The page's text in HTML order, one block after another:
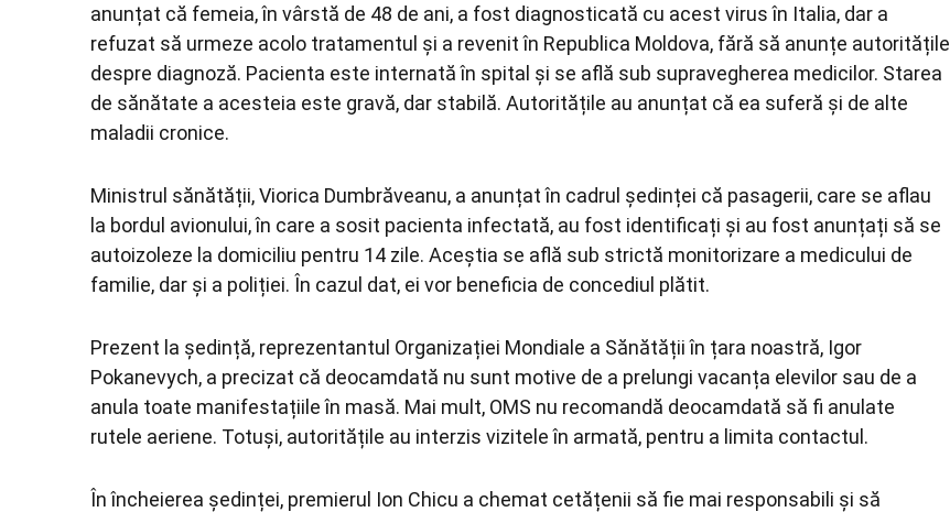
anunțat că femeia, în vârstă de 48 de ani, a fost diagnosticată cu acest virus în Italia, dar a
refuzat să urmeze acolo tratamentul și a revenit în Republica Moldova, fără să anunțe autoritățile
despre diagnoză. Pacienta este internată în spital și se află sub supravegherea medicilor. Starea
de sănătate a acesteia este gravă, dar stabilă. Autoritățile au anunțat că ea suferă și de alte
maladii cronice.
Ministrul sănătății, Viorica Dumbrăveanu, a anunțat în cadrul ședinței că pasagerii, care se aflau
la bordul avionului, în care a sosit pacienta infectată, au fost identificați și au fost anunțați să se
autoizoleze la domiciliu pentru 14 zile. Aceștia se află sub strictă monitorizare a medicului de
familie, dar și a poliției. În cazul dat, ei vor beneficia de concediul plătit.
Prezent la ședință, reprezentantul Organizației Mondiale a Sănătății în țara noastră, Igor
Pokanevych, a precizat că deocamdată nu sunt motive de a prelungi vacanța elevilor sau de a
anula toate manifestațiile în masă. Mai mult, OMS nu recomandă deocamdată să fi anulate
rutele aeriene. Totuși, autoritățile au interzis vizitele în armată, pentru a limita contactul.
În încheierea ședinței, premierul Ion Chicu a chemat cetățenii să fie mai responsabili și să